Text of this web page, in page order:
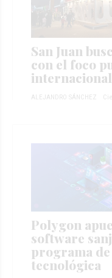
San Juan
con el foco
internacional
ALEJANDRO SÁNCHEZ
Polygon
software
programa
tecnológica